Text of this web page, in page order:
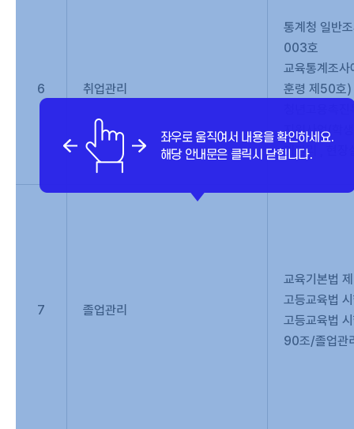
6 취업관리
통계청 일반
003호
교육통계조
훈령 제50호)
지원사업(학
계관리 , 현장
7 졸업관리
교육기본법
고등교육법
고등교육법
90조/졸업관